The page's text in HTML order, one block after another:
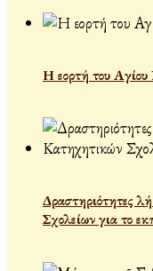
Η εορτή του
Δραστηριότητες
Σχολείων για το